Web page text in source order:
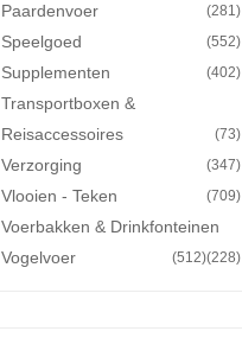
Paardenvoer (281)
Speelgoed (552)
Supplementen (402)
Transportboxen &
Reisaccessoires
(73)
Verzorging (347)
Vlooien - Teken (709)
Voerbakken & Drinkfonteinen
(228)
Vogelvoer (512)